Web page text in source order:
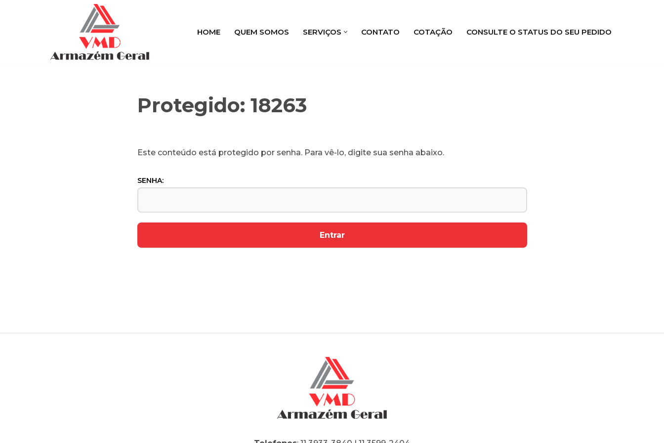
HOME QUEM SOMOS SERVIÇOS CONTATO COTAÇÃO CONSULTE O STATUS DO SEU PEDIDO
Protegido: 18263
Este conteúdo está protegido por senha. Para vê-lo, digite sua senha abaixo.
SENHA: